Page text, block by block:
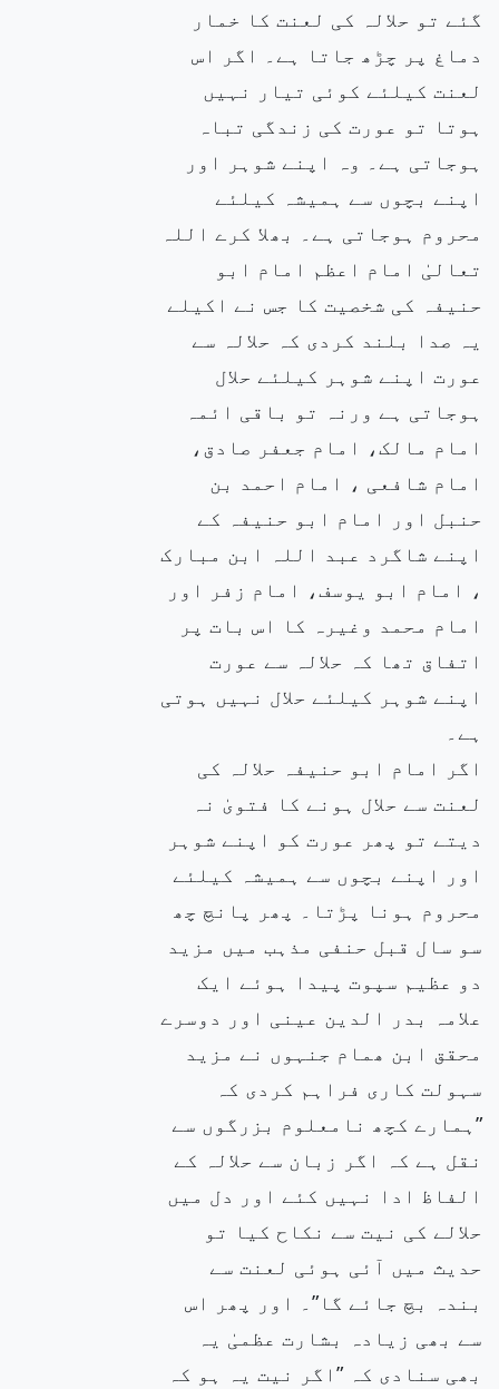
گئے تو حلالہ کی لعنت کا خمار
دماغ پر چڑھ جاتا ہے۔ اگر اس
لعنت کیلئے کوئی تیار نہیں
ہوتا تو عورت کی زندگی تباہ
ہوجاتی ہے۔ وہ اپنے شوہر اور
اپنے بچوں سے ہمیشہ کیلئے
محروم ہوجاتی ہے۔ بھلا کرے اللہ
تعالیٰ امام اعظم امام ابو
حنیفہ کی شخصیت کا جس نے اکیلے
یہ صدا بلند کردی کہ حلالہ سے
عورت اپنے شوہر کیلئے حلال
ہوجاتی ہے ورنہ تو باقی ائمہ
امام مالک، امام جعفر صادق،
امام شافعی ، امام احمد بن
حنبل اور امام ابو حنیفہ کے
اپنے شاگرد عبد اللہ ابن مبارک
، امام ابو یوسف، امام زفر اور
امام محمد وغیرہ کا اس بات پر
اتفاق تھا کہ حلالہ سے عورت
اپنے شوہر کیلئے حلال نہیں ہوتی
ہے۔
اگر امام ابو حنیفہ حلالہ کی
لعنت سے حلال ہونے کا فتویٰ نہ
دیتے تو پھر عورت کو اپنے شوہر
اور اپنے بچوں سے ہمیشہ کیلئے
محروم ہونا پڑتا۔ پھر پانچ چھ
سو سال قبل حنفی مذہب میں مزید
دو عظیم سپوت پیدا ہوئے ایک
علامہ بدر الدین عینی اور دوسرے
محقق ابن ھمام جنہوں نے مزید
سہولت کاری فراہم کردی کہ
”ہمارے کچھ نامعلوم بزرگوں سے
نقل ہے کہ اگر زبان سے حلالہ کے
الفاظ ادا نہیں کئے اور دل میں
حلالے کی نیت سے نکاح کیا تو
حدیث میں آئی ہوئی لعنت سے
بندہ بچ جائے گا”۔ اور پھر اس
سے بھی زیادہ بشارت عظمیٰ یہ
بھی سنادی کہ ”اگر نیت یہ ہو کہ